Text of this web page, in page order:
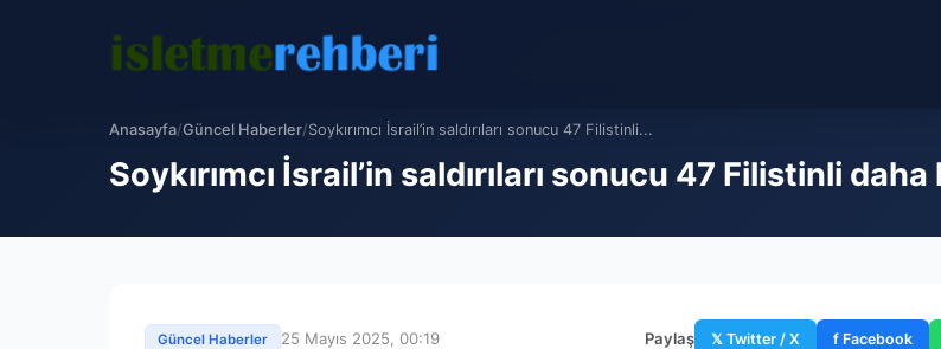
Anasayfa/Güncel Haberler/Soykırımcı İsrail’in saldırıları sonucu 47 Filistinli...
Soykırımcı İsrail’in saldırıları sonucu 47 Filistinli
Güncel Haberler 25 Mayıs 2025, 00:19 Paylaş 𝕏 Twitter / X f Facebook